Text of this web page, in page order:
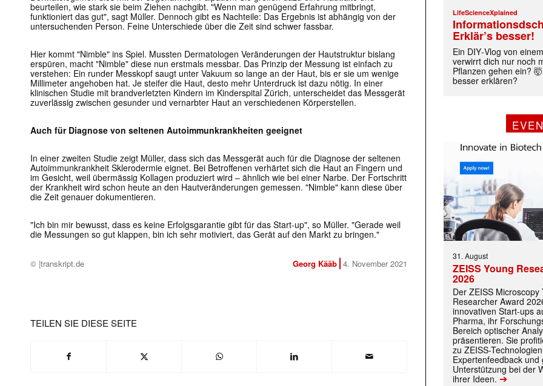
Mit dem |transkript-Newsletter jede Woche aktuell
beurteilen, wie stark sie beim Ziehen nachgibt. "Wenn man genügend Erfahrung mitbringt,
funktioniert das gut", sagt Müller. Dennoch gibt es Nachteile: Das Ergebnis ist abhängig von der
untersuchenden Person. Feine Unterschiede über die Zeit sind schwer fassbar.
Hier kommt "Nimble" ins Spiel. Mussten Dermatologen Veränderungen der Hautstruktur bislang
erspüren, macht "Nimble" diese nun erstmals messbar. Das Prinzip der Messung ist einfach zu
verstehen: Ein runder Messkopf saugt unter Vakuum so lange an der Haut, bis er sie um wenige
Millimeter angehoben hat. Je steifer die Haut, desto mehr Unterdruck ist dazu nötig. In einer
klinischen Studie mit brandverletzten Kindern im Kinderspital Zürich, unterscheidet das Messgerät
zuverlässig zwischen gesunder und vernarbter Haut an verschiedenen Körperstellen.
Auch für Diagnose von seltenen Autoimmunkrankheiten geeignet
In einer zweiten Studie zeigt Müller, dass sich das Messgerät auch für die Diagnose der seltenen
Autoimmunkrankheit Sklerodermie eignet. Bei Betroffenen verhärtet sich die Haut an Fingern und
im Gesicht, weil übermässig Kollagen produziert wird – ähnlich wie bei einer Narbe. Der Fortschritt
der Krankheit wird schon heute an den Hautveränderungen gemessen. "Nimble" kann diese über
die Zeit genauer dokumentieren.
"Ich bin mir bewusst, dass es keine Erfolgsgarantie gibt für das Start-​up", so Müller. "Gerade weil
die Messungen so gut klappen, bin ich sehr motiviert, das Gerät auf den Markt zu bringen."
© |transkript.de Georg Kääb 4. November 2021
TEILEN SIE DIESE SEITE
LifeScienceXplained
Erklär’s besser!
Ein DIY‑Vlog von
verwirrt dich nur noch
Pflanzen gehen ein?
besser erklären?
31. August
ZEISS Young
2026
Der ZEISS Microscopy
Researcher Award
innovativen Start-ups
Pharma, ihr
Bereich optischer
präsentieren. Sie
zu ZEISS-
Expertenfeedback und
Unterstützung bei der
ihrer Ideen. ➔